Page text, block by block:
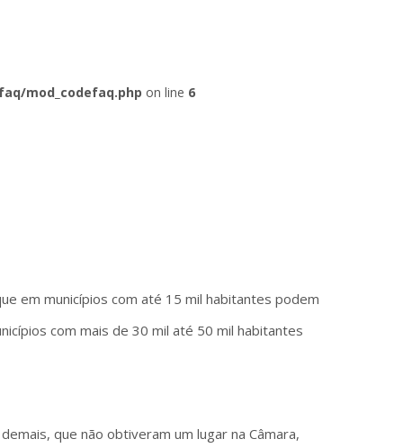
mod_codefaq.php on line 6
em municípios com até 15 mil habitantes podem
com mais de 30 mil até 50 mil habitantes
que não obtiveram um lugar na Câmara,